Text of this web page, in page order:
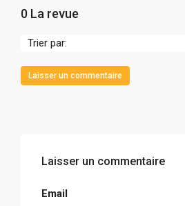
0 La revue
Trier par:
Laisser un commentaire
Laisser un commentaire
Email